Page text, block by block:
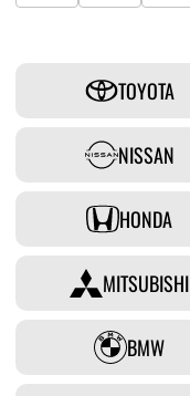
TOYOTA
NISSAN
HONDA
MITSUBISHI
BMW